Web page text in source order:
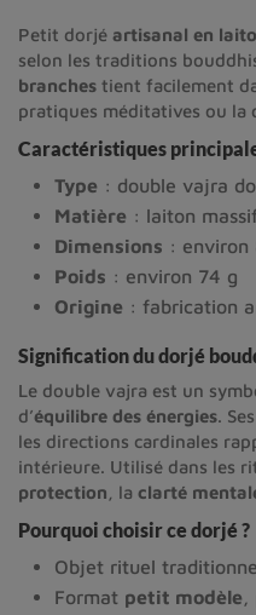
Petit dorjé artisanal en
selon les traditions
branches tient facilement
pratiques méditatives ou la
Caractéristiques
Type : double vajra
Matière : laiton
Dimensions : environ
Poids : environ 74 g
Origine : fabrication
Signification du dorjé
Le double vajra est un
d’équilibre des énergies.
les directions cardinales
intérieure. Utilisé dans les
protection , la clarté
Pourquoi choisir ce dorjé ?
Objet rituel
Format petit modèle